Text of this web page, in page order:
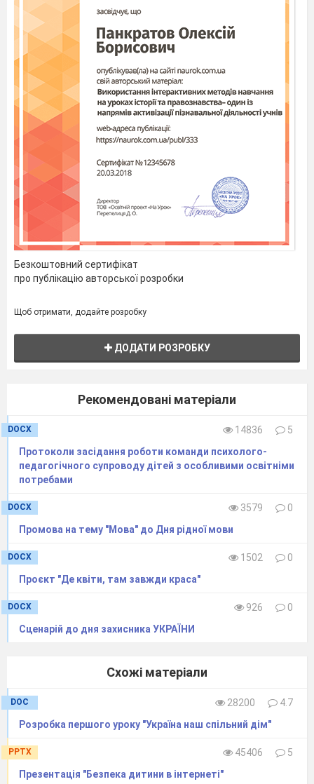
Безкоштовний сертифікат
про публікацію авторської розробки
Щоб отримати, додайте розробку
ДОДАТИ РОЗРОБКУ
Рекомендовані матеріали
DOCX 14836
5
Протоколи засідання роботи команди психолого-
педагогічного супроводу дітей з особливими освітніми
потребами
DOCX 3579
0
Промова на тему "Мова" до Дня рідної мови
DOCX 1502
0
Проєкт "Де квіти, там завжди краса"
DOCX 926
0
Сценарій до дня захисника УКРАЇНИ
Схожі матеріали
DOC 28200
4.7
Розробка першого уроку "Україна наш спільний дім"
PPTX 45406
5
Презентація "Безпека дитини в інтернеті"